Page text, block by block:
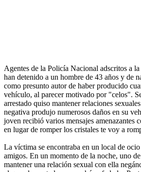
Agentes de la Policía Nacional adscritos a
han detenido a un hombre de 43 años y de
como presunto autor de haber producido
vehículo, al parecer motivado por "celos".
arrestado quiso mantener relaciones
negativa produjo numerosos daños en su
joven recibió varios mensajes amenazantes
en lugar de romper los cristales te voy a
La víctima se encontraba en un local de
amigos. En un momento de la noche, uno
mantener una relación sexual con ella